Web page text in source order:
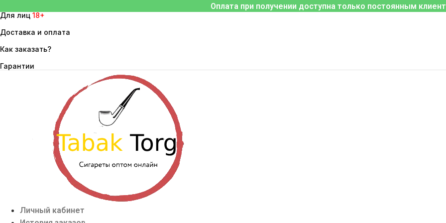
к
содержимому
Оплата при получении доступна только постоянным
Для лиц 18+
Доставка и оплата
Как заказать?
Гарантии
Личный кабинет